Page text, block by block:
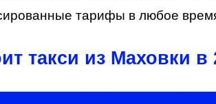
тарифы в любое
такси из Маховки в